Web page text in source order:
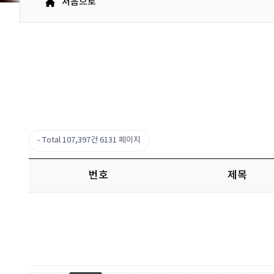
처음으로
Total 107,397건 6131 페이지
번호 제목